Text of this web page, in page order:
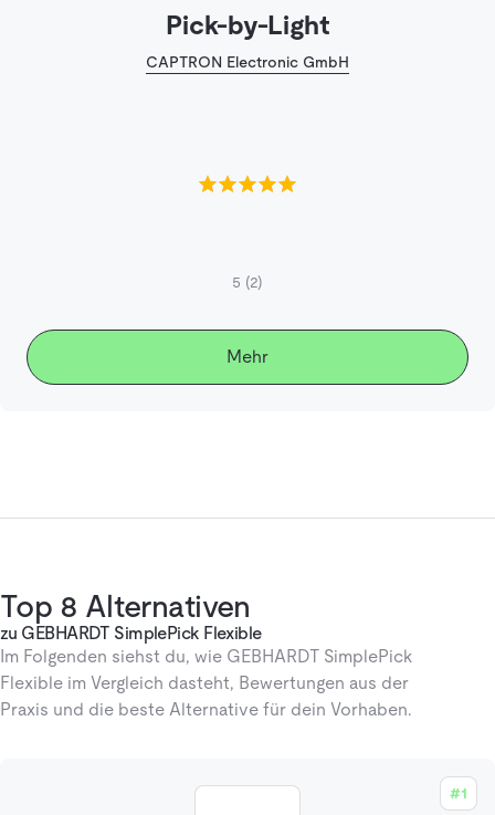
Pick-by-Light
CAPTRON Electronic GmbH
5 (2)
Mehr
Top 8 Alternativen
zu GEBHARDT SimplePick Flexible
Im Folgenden siehst du, wie GEBHARDT SimplePick
Flexible im Vergleich dasteht, Bewertungen aus der
Praxis und die beste Alternative für dein Vorhaben.
#1